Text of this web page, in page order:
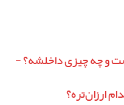
و چه چیزی داخلشه؟ -